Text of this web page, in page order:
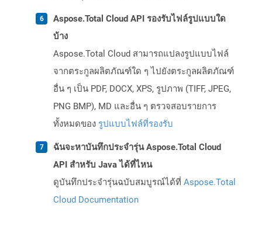
Aspose.Total Cloud API รองรับไฟล์รูปแบบใด
บ้าง
Aspose.Total Cloud สามารถแปลงรูปแบบไฟล์
จากตระกูลผลิตภัณฑ์ใด ๆ ไปยังตระกูลผลิตภัณฑ์
อื่น ๆ เป็น PDF, DOCX, XPS, รูปภาพ (TIFF, JPEG,
PNG BMP), MD และอื่น ๆ ตรวจสอบรายการ
ทั้งหมดของ รูปแบบไฟล์ที่รองรับ
ฉันจะหาบันทึกประจำรุ่น Aspose.Total Cloud
API สำหรับ Java ได้ที่ไหน
ดูบันทึกประจำรุ่นฉบับสมบูรณ์ได้ที่ Aspose.Total
Cloud Documentation